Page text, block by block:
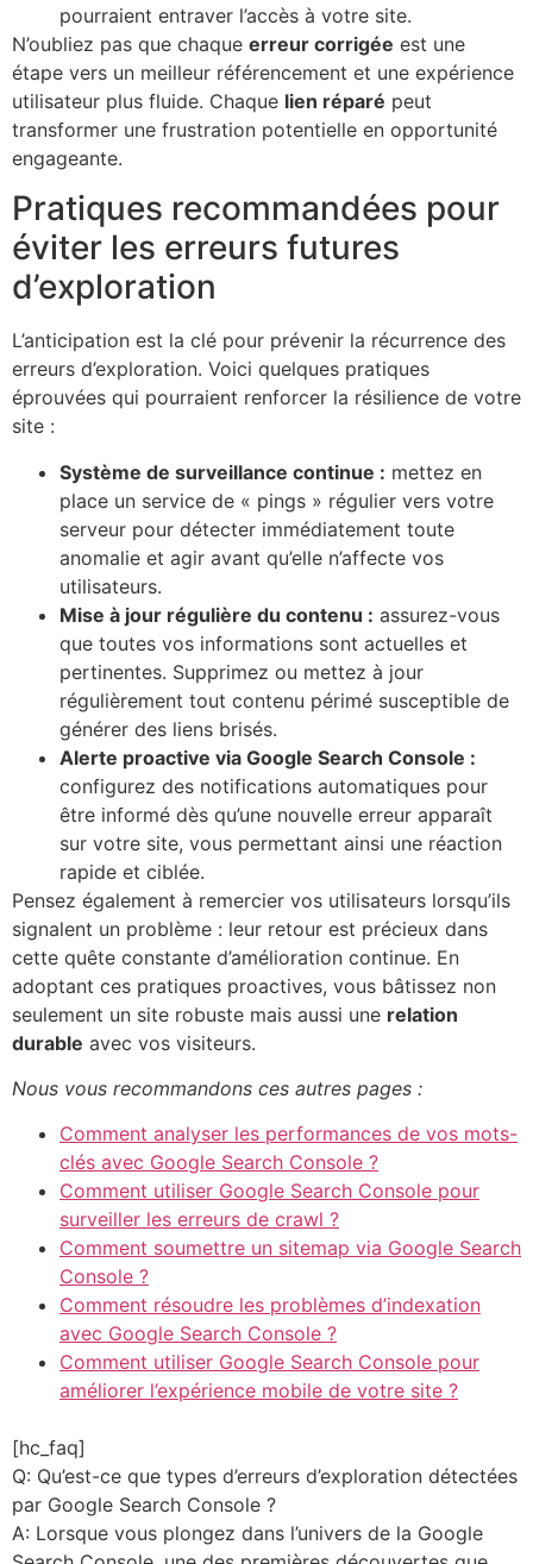
pourraient entraver l’accès à votre site.
N’oubliez pas que chaque erreur corrigée est une
étape vers un meilleur référencement et une expérience
utilisateur plus fluide. Chaque lien réparé peut
transformer une frustration potentielle en opportunité
engageante.
Pratiques recommandées pour
éviter les erreurs futures
d’exploration
L’anticipation est la clé pour prévenir la récurrence des
erreurs d’exploration. Voici quelques pratiques
éprouvées qui pourraient renforcer la résilience de votre
site :
Système de surveillance continue : mettez en
place un service de « pings » régulier vers votre
serveur pour détecter immédiatement toute
anomalie et agir avant qu’elle n’affecte vos
utilisateurs.
Mise à jour régulière du contenu : assurez-vous
que toutes vos informations sont actuelles et
pertinentes. Supprimez ou mettez à jour
régulièrement tout contenu périmé susceptible de
générer des liens brisés.
Alerte proactive via Google Search Console :
configurez des notifications automatiques pour
être informé dès qu’une nouvelle erreur apparaît
sur votre site, vous permettant ainsi une réaction
rapide et ciblée.
Pensez également à remercier vos utilisateurs lorsqu’ils
signalent un problème : leur retour est précieux dans
cette quête constante d’amélioration continue. En
adoptant ces pratiques proactives, vous bâtissez non
seulement un site robuste mais aussi une relation
durable avec vos visiteurs.
Nous vous recommandons ces autres pages :
Comment analyser les performances de vos mots-
clés avec Google Search Console ?
Comment utiliser Google Search Console pour
surveiller les erreurs de crawl ?
Comment soumettre un sitemap via Google Search
Console ?
Comment résoudre les problèmes d’indexation
avec Google Search Console ?
Comment utiliser Google Search Console pour
améliorer l’expérience mobile de votre site ?
[hc_faq]
Q: Qu’est-ce que types d’erreurs d’exploration détectées
par Google Search Console ?
A: Lorsque vous plongez dans l’univers de la Google